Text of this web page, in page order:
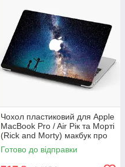
Чохол пластиковий для Apple
MacBook Pro / Air Рік та Морті
(Rick and Morty) макбук про
case hard cover
Готово до відправки